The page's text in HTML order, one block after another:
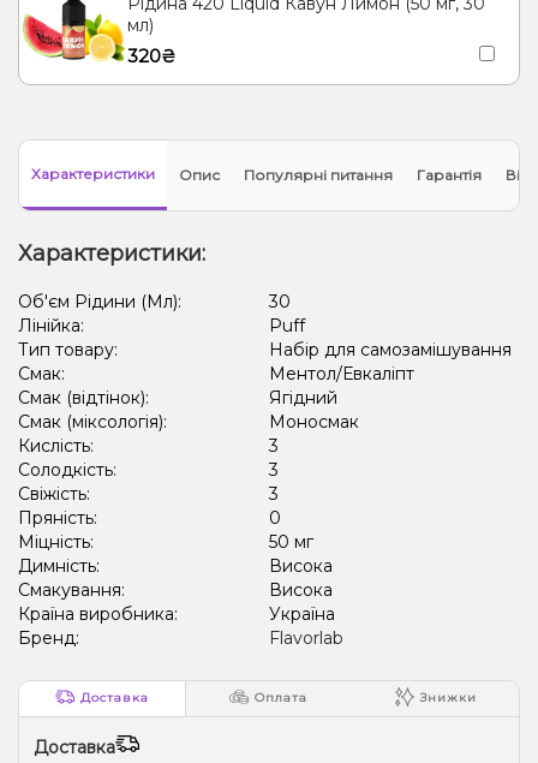
мл)
320₴
Характеристики Опис Популярні питання Гарантія
Характеристики:
Об'єм Рідини (Мл):
30
Лінійка:
Puff
Тип товару:
Набір для самозамішування
Смак:
Ментол/Евкаліпт
Смак (відтінок):
Ягідний
Смак (міксологія):
Моносмак
Кислість:
3
Солодкість:
3
Свіжість:
3
Пряність:
0
Міцність:
50 мг
Димність:
Висока
Смакування:
Висока
Країна виробника:
Україна
Бренд:
Flavorlab
Доставка Оплата Знижки
Доставка